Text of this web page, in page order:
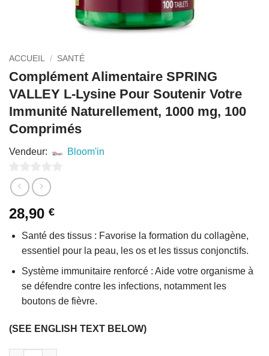
ACCUEIL / SANTÉ
Complément Alimentaire SPRING
VALLEY L-Lysine Pour Soutenir Votre
Immunité Naturellement, 1000 mg, 100
Comprimés
Vendeur: Bloom'in
0
sur
5
28,90 €
Santé des tissus : Favorise la formation du collagène,
essentiel pour la peau, les os et les tissus conjonctifs.
Système immunitaire renforcé : Aide votre organisme à
se défendre contre les infections, notamment les
boutons de fièvre.
(SEE ENGLISH TEXT BELOW)